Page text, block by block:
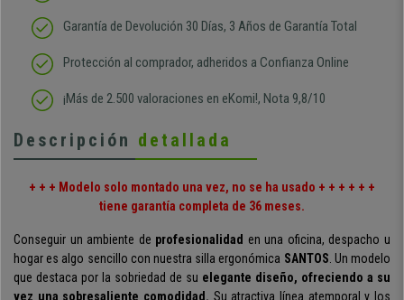
Garantía de Devolución 30 Días, 3 Años de Garantía Total
Protección al comprador, adheridos a Confianza Online
¡Más de 2.500 valoraciones en eKomi!, Nota 9,8/10
Descripción detallada
+ + + Modelo solo montado una vez, no se ha usado + + + + + +
tiene garantía completa de 36 meses.
Conseguir un ambiente de profesionalidad en una oficina, despacho u
hogar es algo sencillo con nuestra silla ergonómica SANTOS . Un modelo
que destaca por la sobriedad de su elegante diseño, ofreciendo a su
vez una sobresaliente comodidad. Su atractiva línea atemporal y los